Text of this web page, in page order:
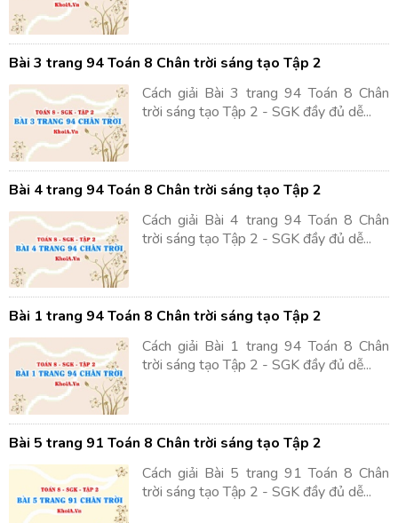
Bài 3 trang 94 Toán 8 Chân trời sáng tạo Tập 2
Cách giải Bài 3 trang 94 Toán 8 Chân
trời sáng tạo Tập 2 - SGK đầy đủ dễ...
Bài 4 trang 94 Toán 8 Chân trời sáng tạo Tập 2
Cách giải Bài 4 trang 94 Toán 8 Chân
trời sáng tạo Tập 2 - SGK đầy đủ dễ...
Bài 1 trang 94 Toán 8 Chân trời sáng tạo Tập 2
Cách giải Bài 1 trang 94 Toán 8 Chân
trời sáng tạo Tập 2 - SGK đầy đủ dễ...
Bài 5 trang 91 Toán 8 Chân trời sáng tạo Tập 2
Cách giải Bài 5 trang 91 Toán 8 Chân
trời sáng tạo Tập 2 - SGK đầy đủ dễ...